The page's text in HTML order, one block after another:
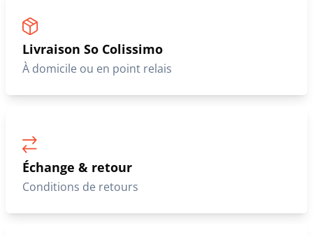
Livraison So Colissimo
À domicile ou en point relais
Échange & retour
Conditions de retours